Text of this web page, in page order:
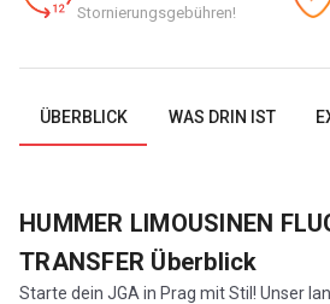
Stornierungsgebühren!
ÜBERBLICK WAS DRIN IST
HUMMER LIMOUSINEN
TRANSFER Überblick
Starte dein JGA in Prag mit Stil! Unser